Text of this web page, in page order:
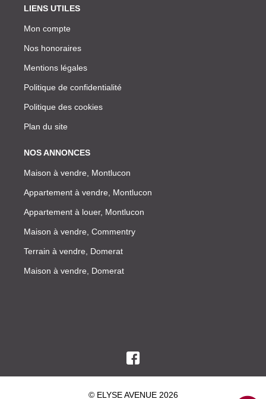
LIENS UTILES
Mon compte
Nos honoraires
Mentions légales
Politique de confidentialité
Politique des cookies
Plan du site
NOS ANNONCES
Maison à vendre, Montlucon
Appartement à vendre, Montlucon
Appartement à louer, Montlucon
Maison à vendre, Commentry
Terrain à vendre, Domerat
Maison à vendre, Domerat
© ELYSE AVENUE 2026